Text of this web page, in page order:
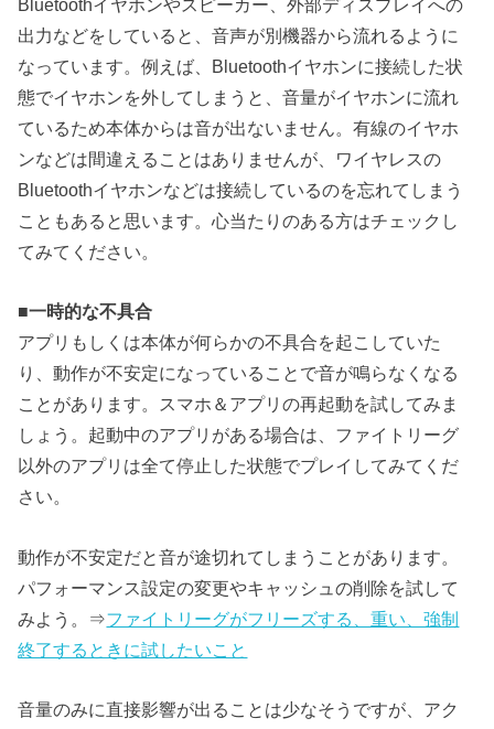
Bluetoothイヤホンやスピーカー、外部ディスプレイへの
出力などをしていると、音声が別機器から流れるように
なっています。例えば、Bluetoothイヤホンに接続した状
態でイヤホンを外してしまうと、音量がイヤホンに流れ
ているため本体からは音が出ないません。有線のイヤホ
ンなどは間違えることはありませんが、ワイヤレスの
Bluetoothイヤホンなどは接続しているのを忘れてしまう
こともあると思います。心当たりのある方はチェックし
てみてください。
■一時的な不具合
アプリもしくは本体が何らかの不具合を起こしていた
り、動作が不安定になっていることで音が鳴らなくなる
ことがあります。スマホ＆アプリの再起動を試してみま
しょう。起動中のアプリがある場合は、ファイトリーグ
以外のアプリは全て停止した状態でプレイしてみてくだ
さい。
動作が不安定だと音が途切れてしまうことがあります。
パフォーマンス設定の変更やキャッシュの削除を試して
みよう。⇒ファイトリーグがフリーズする、重い、強制
終了するときに試したいこと
音量のみに直接影響が出ることは少なそうですが、アク